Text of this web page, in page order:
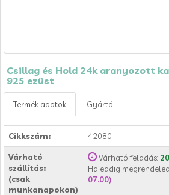
Csillag és Hold 24k aranyozott
925 ezüst
Termék adatok Gyártó
Cikkszám: 42080
Várható
szállítás:
(csak
munkanapokon)
Várható feladás:
Ha eddig
07.00)